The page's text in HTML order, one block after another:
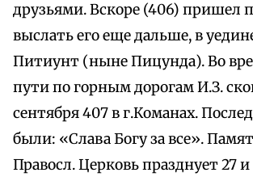
друзьями. Вскоре (406) пришел
выслать его еще дальше, в
Питиунт (ныне Пицунда). Во
пути по горным дорогам И.З.
сентября 407 в г.Команах.
были: «Слава Богу за все».
Правосл. Церковь празднует 27